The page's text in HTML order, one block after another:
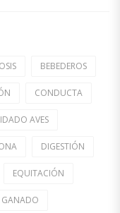
BEBEDEROS
CONDUCTA
AVES
DIGESTIÓN
EQUITACIÓN
GANADO